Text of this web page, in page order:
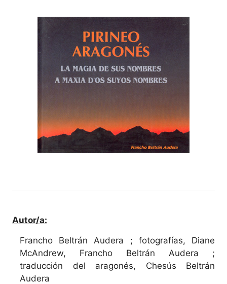
Autor/a:
Francho Beltrán Audera ; fotografías, Diane
McAndrew, Francho Beltrán Audera ;
traducción del aragonés, Chesús Beltrán
Audera